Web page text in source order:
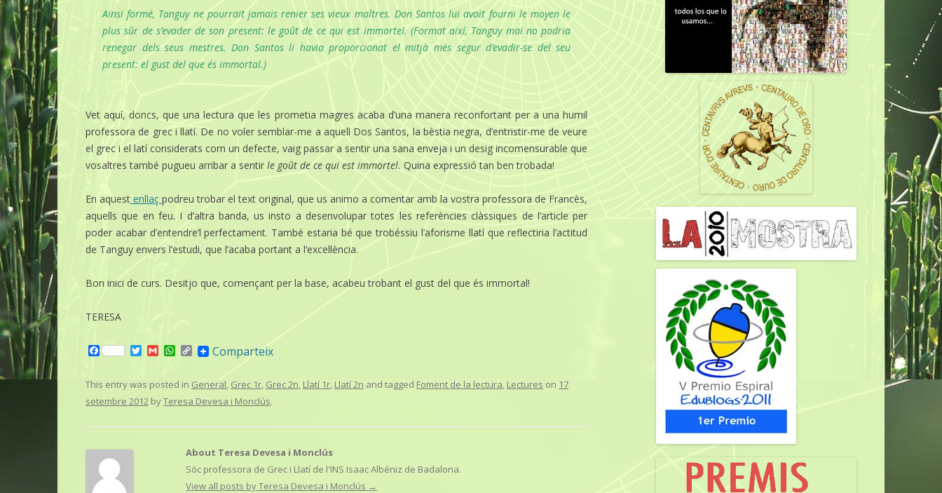
Ainsi formé, Tanguy ne pourrait jamais renier ses vieux maîtres. Don Santos lui avait fourni le moyen le
plus sûr de s’evader de son present: le goût de ce qui est immortel. (Format així, Tanguy mai no podria
renegar dels seus mestres. Don Santos li havia proporcionat el mitjà més segur d’evadir-se del seu
present: el gust del que és immortal.)
Vet aquí, doncs, que una lectura que les prometia magres acaba d’una manera reconfortant per a una humil
professora de grec i llatí. De no voler semblar-me a aquell Dos Santos, la bèstia negra, d’entristir-me de veure
el grec i el latí considerats com un defecte, vaig passar a sentir una sana enveja i un desig incomensurable que
vosaltres també pugueu arribar a sentir le goût de ce qui est immortel. Quina expressió tan ben trobada!
En aquest enllaçpodreu trobar el text original, que us animo a comentar amb la vostra professora de Francès,
aquells que en feu. I d’altra banda, us insto a desenvolupar totes les referències clàssiques de l’article per
poder acabar d’entendre’l perfectament. També estaria bé que trobéssiu l’aforisme llatí que reflectiria l’actitud
de Tanguy envers l’estudi, que l’acaba portant a l’excel·lència.
Bon inici de curs. Desitjo que, començant per la base, acabeu trobant el gust del que és immortal!
TERESA
F
e
o
k
T
t
t
e
G
i
W
t
A
p
C
o
y
L
i
k
Comparteix
This entry was posted in General, Grec 1r, Grec 2n, Llatí 1r, Llatí 2n and tagged Foment de la lectura, Lectures on 17
setembre 2012 byTeresa Devesa i Monclús.
About Teresa Devesa i Monclús
Sóc professora de Grec i Llatí de l'INS Isaac Albéniz de Badalona.
View all posts by Teresa Devesa i Monclús →